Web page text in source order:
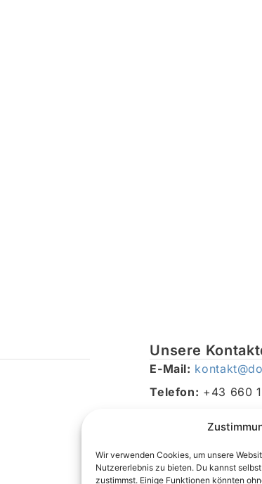
Wir verwenden Cookies, um unsere
Nutzererlebnis zu bieten. Du kannst
zustimmst. Einige Funktionen könnten
Unsere
E-Mail:
Telefon: +43 660
Traunsee,